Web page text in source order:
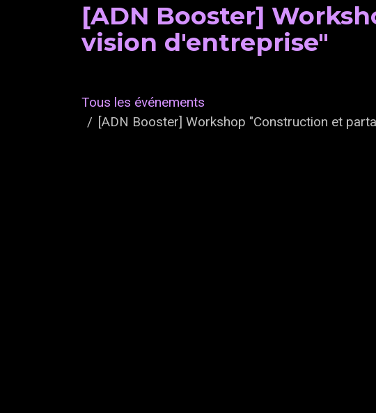
[ADN Booster]
vision d'entreprise"
Tous les événements
[ADN Booster] Workshop "Construction et